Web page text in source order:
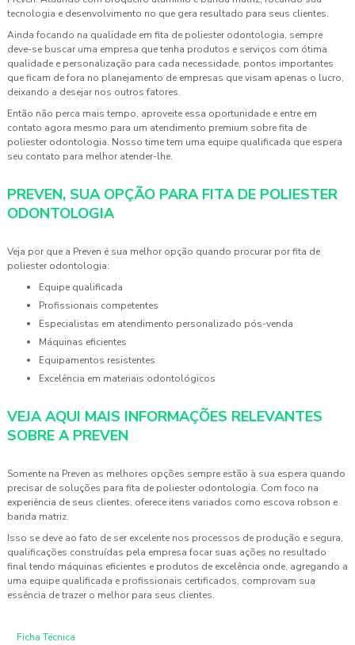
tecnologia e desenvolvimento no que gera resultado para seus clientes.
Ainda focando na qualidade em fita de poliester odontologia, sempre
deve-se buscar uma empresa que tenha produtos e serviços com ótima
qualidade e personalização para cada necessidade, pontos importantes
que ficam de fora no planejamento de empresas que visam apenas o lucro,
deixando a desejar nos outros fatores.
Então não perca mais tempo, aproveite essa oportunidade e entre em
contato agora mesmo para um atendimento premium sobrefita de
poliester odontologia. Nosso time tem uma equipe qualificada que espera
seu contato para melhor atender-lhe.
PREVEN, SUA OPÇÃO PARA FITA DE POLIESTER
ODONTOLOGIA
Veja por que a Preven é sua melhor opção quando procurar porfita de
poliester odontologia:
equipe qualificada
profissionais competentes
especialistas em atendimento personalizado pós-venda
máquinas eficientes
equipamentos resistentes
excelência em materiais odontológicos
VEJA AQUI MAIS INFORMAÇÕES RELEVANTES
SOBRE A PREVEN
Somente na Preven as melhores opções sempre estão à sua espera quando
precisar de soluções para fita de poliester odontologia. Com foco na
experiência de seus clientes, oferece itens variados como escova robson e
banda matriz.
Isso se deve ao fato de ser excelente nos processos de produção e segura,
qualificações construídas pela empresa focar suas ações no resultado
final tendo máquinas eficientes e produtos de excelência onde, agregando a
uma equipe qualificada e profissionais certificados, comprovam sua
essência de trazer o melhor para seus clientes.
Ficha Técnica